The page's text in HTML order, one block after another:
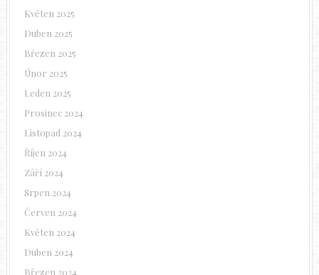
Květen 2025
Duben 2025
Březen 2025
Únor 2025
Leden 2025
Prosinec 2024
Listopad 2024
Říjen 2024
Září 2024
Srpen 2024
Červen 2024
Květen 2024
Duben 2024
Březen 2024